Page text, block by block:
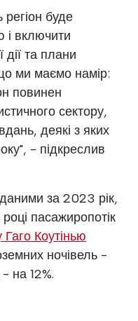
буде
і включити
дії та плани
ми маємо намір:
повинен
сектору,
деякі з яких
- підкреслив
за 2023 рік,
пасажиропотік
Коутінью
ночівель -
на 12%.